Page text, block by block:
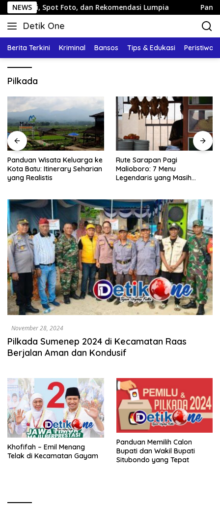
Langsung
ke
konten
NEWS
Spot Foto, dan Rekomendasi Lumpia Panduan
Detik One
Tajam
Fakta
Berita Terkini Kriminal Bansos Tips & Edukasi Peristiwa
Pilkada
Panduan Wisata Keluarga ke
Kota Batu: Itinerary Seharian
yang Realistis
Rute Sarapan Pagi
Malioboro: 7 Menu
Legendaris yang Masih
November 28, 2024
Pilkada Sumenep 2024 di Kecamatan Raas
Berjalan Aman dan Kondusif
Khofifah – Emil Menang
Telak di Kecamatan Gayam
Panduan Memilih Calon
Bupati dan Wakil Bupati
Situbondo yang Tepat